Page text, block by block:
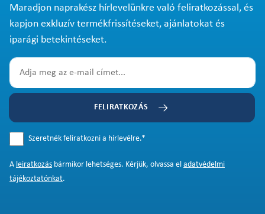
Maradjon naprakész hírlevelünkre való feliratkozással, és
kapjon exkluzív termékfrissítéseket, ajánlatokat és
iparági betekintéseket.
FELIRATKOZÁS
Szeretnék feliratkozni a hírlevélre.*
A leiratkozás bármikor lehetséges. Kérjük, olvassa el adatvédelmi
tájékoztatónkat.